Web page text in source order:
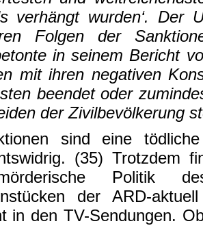
verhängt wurden‘. Der
Folgen der
in seinem Bericht
mit ihren negativen
beendet oder
der Zivilbevölkerung
sind eine
(35) Trotzdem
Politik
der ARD-
in den TV-Sendungen.